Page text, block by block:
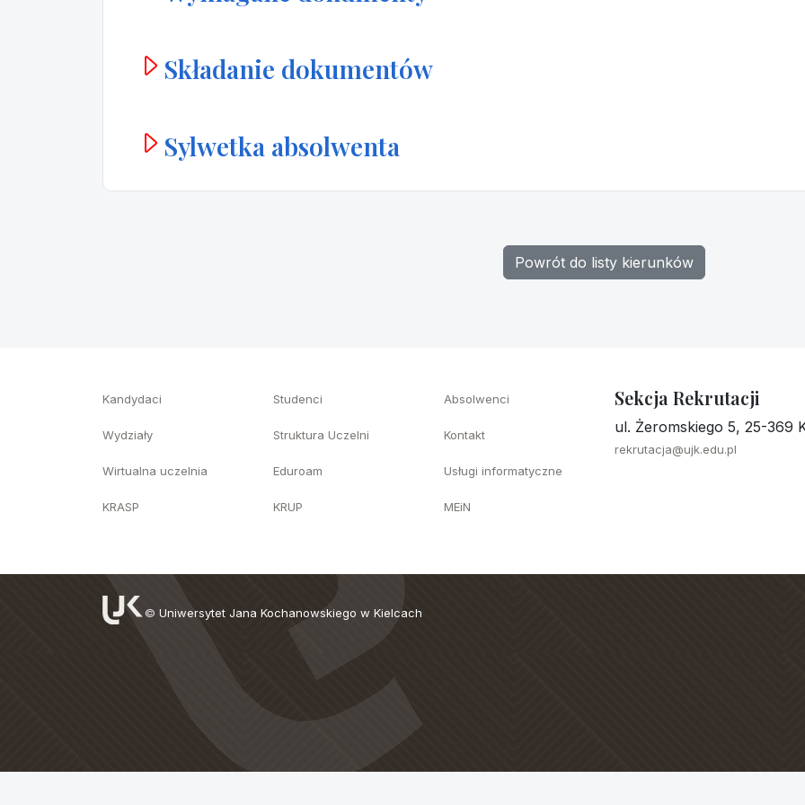
Składanie dokumentów
Sylwetka absolwenta
Powrót do listy kierunków
Kandydaci
Wydziały
Wirtualna uczelnia
KRASP
Studenci
Struktura Uczelni
Eduroam
KRUP
Absolwenci
Kontakt
Usługi informatyczne
MEiN
Sekcja Rekrutacji
ul. Żeromskiego 5, 25-369
rekrutacja@ujk.edu.pl
© Uniwersytet Jana Kochanowskiego w Kielcach